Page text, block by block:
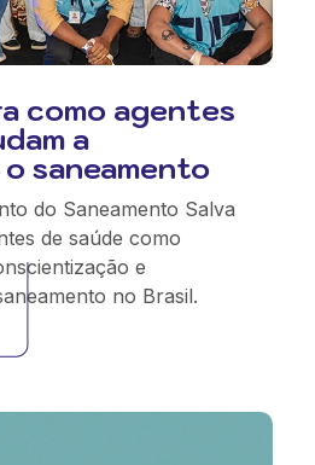
como agentes
a
saneamento
do Saneamento Salva
de saúde como
e
no Brasil.